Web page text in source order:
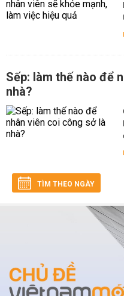
Sếp: làm thế nào để
nhà?
TÌM THEO NGÀY